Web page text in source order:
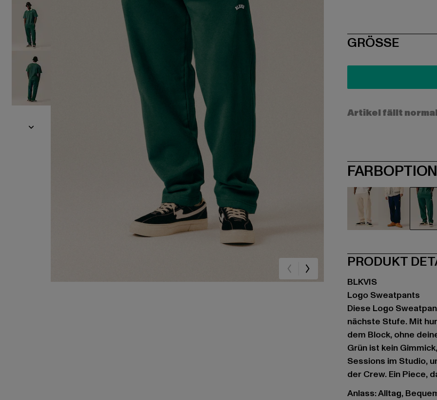
SIZE
GRÖSSE
Artikel fällt
PRODUKT
BLKVIS
Logo Sweatpants
Diese Logo
nächste Stufe. Mit
dem Block, ohne
Grün ist kein
Sessions im Studio,
der Crew. Ein Piece,
Anlass: Alltag,